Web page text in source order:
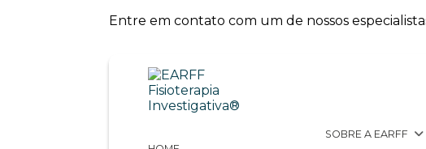
Entre em contato com um de nossos
SOBRE A EARFF